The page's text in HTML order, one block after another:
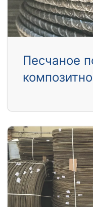
Песчаное